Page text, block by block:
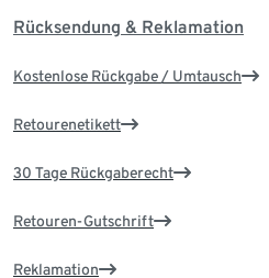
Rücksendung & Reklamation
Kostenlose Rückgabe / Umtausch
Retourenetikett
30 Tage Rückgaberecht
Retouren-Gutschrift
Reklamation